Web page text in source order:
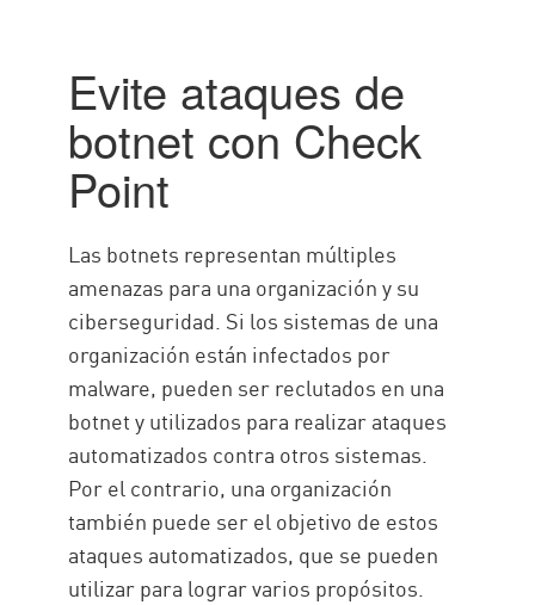
Evite ataques de
botnet con Check
Point
Las botnets representan múltiples
amenazas para una organización y su
ciberseguridad. Si los sistemas de una
organización están infectados por
malware, pueden ser reclutados en una
botnet y utilizados para realizar ataques
automatizados contra otros sistemas.
Por el contrario, una organización
también puede ser el objetivo de estos
ataques automatizados, que se pueden
utilizar para lograr varios propósitos.